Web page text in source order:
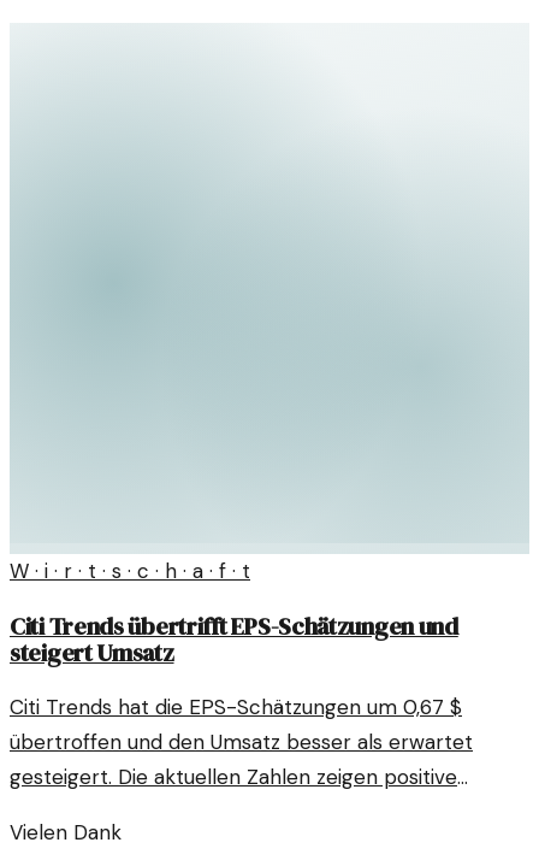
Kryptowährungen?
W · i · r · t · s · c · h · a · f · t
Citi Trends übertrifft EPS-Schätzungen und
steigert Umsatz
Citi Trends hat die EPS-Schätzungen um 0,67 $
übertroffen und den Umsatz besser als erwartet
gesteigert. Die aktuellen Zahlen zeigen positive
Vielen Dank